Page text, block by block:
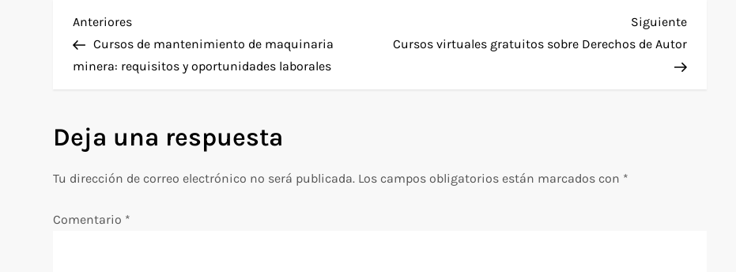
N
a
e
g
a
Entrada
anterior
Anteriores
Cursos de mantenimiento de maquinaria
minera: requisitos y oportunidades laborales
Siguiente
entrada
Siguiente
Cursos virtuales gratuitos sobre Derechos de Autor
Deja una respuesta
Tu dirección de correo electrónico no será publicada. Los campos obligatorios están marcados con *
Comentario *